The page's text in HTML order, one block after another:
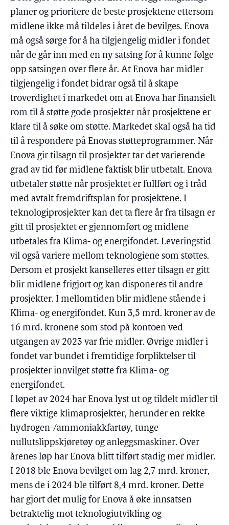
planer og prioritere de beste prosjektene ettersom
midlene ikke må tildeles i året de bevilges. Enova
må også sørge for å ha tilgjengelig midler i fondet
når de går inn med en ny satsing for å kunne følge
opp satsingen over flere år. At Enova har midler
tilgjengelig i fondet bidrar også til å skape
troverdighet i markedet om at Enova har finansielt
rom til å støtte gode prosjekter når prosjektene er
klare til å søke om støtte. Markedet skal også ha tid
til å respondere på Enovas støtteprogrammer. Når
Enova gir tilsagn til prosjekter tar det varierende
grad av tid før midlene faktisk blir utbetalt. Enova
utbetaler støtte når prosjektet er fullført og i tråd
med avtalt fremdriftsplan for prosjektene. I
teknologiprosjekter kan det ta flere år fra tilsagn er
gitt til prosjektet er gjennomført og midlene
utbetales fra Klima- og energifondet. Leveringstid
vil også variere mellom teknologiene som støttes.
Dersom et prosjekt kanselleres etter tilsagn er gitt
blir midlene frigjort og kan disponeres til andre
prosjekter. I mellomtiden blir midlene stående i
Klima- og energifondet. Kun 3,5 mrd. kroner av de
16 mrd. kronene som stod på kontoen ved
utgangen av 2023 var frie midler. Øvrige midler i
fondet var bundet i fremtidige forpliktelser til
prosjekter innvilget støtte fra Klima- og
energifondet.
I løpet av 2024 har Enova lyst ut og tildelt midler til
flere viktige klimaprosjekter, herunder en rekke
hydrogen-/ammoniakkfartøy, tunge
nullutslippskjøretøy og anleggsmaskiner. Over
årenes løp har Enova blitt tilført stadig mer midler.
I 2018 ble Enova bevilget om lag 2,7 mrd. kroner,
mens de i 2024 ble tilført 8,4 mrd. kroner. Dette
har gjort det mulig for Enova å øke innsatsen
betraktelig mot teknologiutvikling og